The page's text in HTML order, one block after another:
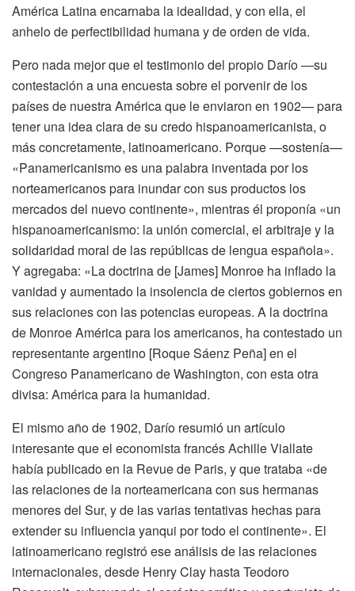
América Latina encarnaba la idealidad, y con ella, el
anhelo de perfectibilidad humana y de orden de vida.
Pero nada mejor que el testimonio del propio Darío —su
contestación a una encuesta sobre el porvenir de los
países de nuestra América que le enviaron en 1902— para
tener una idea clara de su credo hispanoamericanista, o
más concretamente, latinoamericano. Porque —sostenía—
«Panamericanismo es una palabra inventada por los
norteamericanos para inundar con sus productos los
mercados del nuevo continente», mientras él proponía «un
hispanoamericanismo: la unión comercial, el arbitraje y la
solidaridad moral de las repúblicas de lengua española».
Y agregaba: «La doctrina de [James] Monroe ha inflado la
vanidad y aumentado la insolencia de ciertos gobiernos en
sus relaciones con las potencias europeas. A la doctrina
de Monroe América para los americanos, ha contestado un
representante argentino [Roque Sáenz Peña] en el
Congreso Panamericano de Washington, con esta otra
divisa: América para la humanidad.
El mismo año de 1902, Darío resumió un artículo
interesante que el economista francés Achille Viallate
había publicado en la Revue de Paris, y que trataba «de
las relaciones de la norteamericana con sus hermanas
menores del Sur, y de las varias tentativas hechas para
extender su influencia yanqui por todo el continente». El
latinoamericano registró ese análisis de las relaciones
internacionales, desde Henry Clay hasta Teodoro